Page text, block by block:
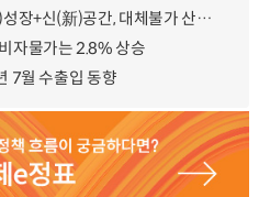
“초(超)성장+신(新)공간, 대체불가 산업강국”
자물가는 2.8% 상승
7월 수출입 동향